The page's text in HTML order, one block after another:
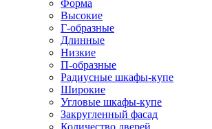
Форма
Высокие
Г-образные
Длинные
Низкие
П-образные
Радиусные шкафы-купе
Широкие
Угловые шкафы-купе
Закругленный фасад
Количество дверей